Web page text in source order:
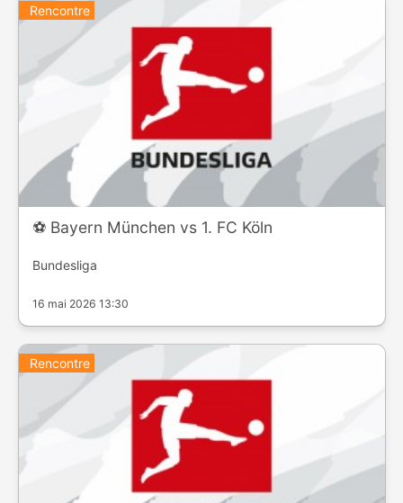
Rencontre
⚽️ Bayern München vs 1. FC Köln
Bundesliga
16 mai 2026 13:30
Rencontre